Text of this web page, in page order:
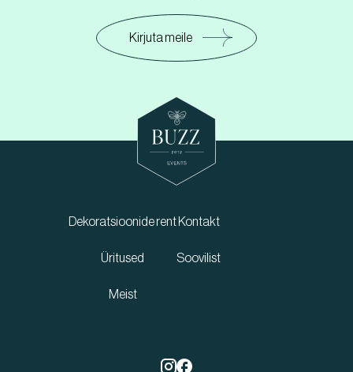
Kirjuta meile
Dekoratsioonide rent
Üritused
Meist
Kontakt
Soovilist